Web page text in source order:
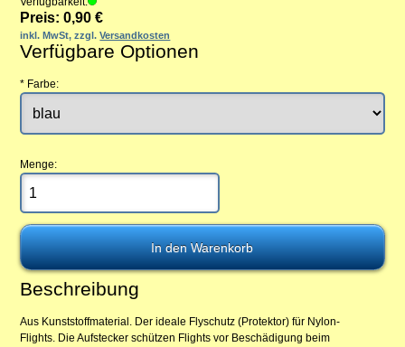
Preis: 0,90 €
inkl. MwSt, zzgl.Versandkosten
Verfügbare Optionen
* Farbe:
Menge:
Beschreibung
Aus Kunststoffmaterial. Der ideale Flyschutz (Protektor) für Nylon-
Flights. Die Aufstecker schützen Flights vor Beschädigung beim